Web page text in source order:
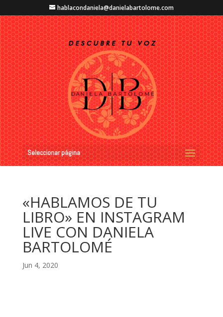
hablacondaniela@danielabartolome.com
Seleccionar página
«HABLAMOS DE TU
LIBRO» EN INSTAGRAM
LIVE CON DANIELA
BARTOLOMÉ
Jun 4, 2020